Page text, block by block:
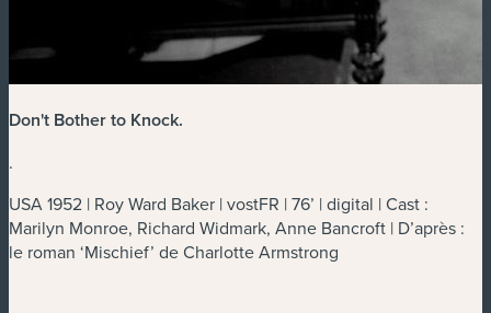
Don't Bother to Knock.
.
USA 1952 | Roy Ward Baker | vostFR | 76’ | digital | Cast :
Marilyn Monroe, Richard Widmark, Anne Bancroft | D’après :
le roman ‘Mischief’ de Charlotte Armstrong